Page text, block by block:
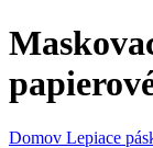
Domov Lepiace